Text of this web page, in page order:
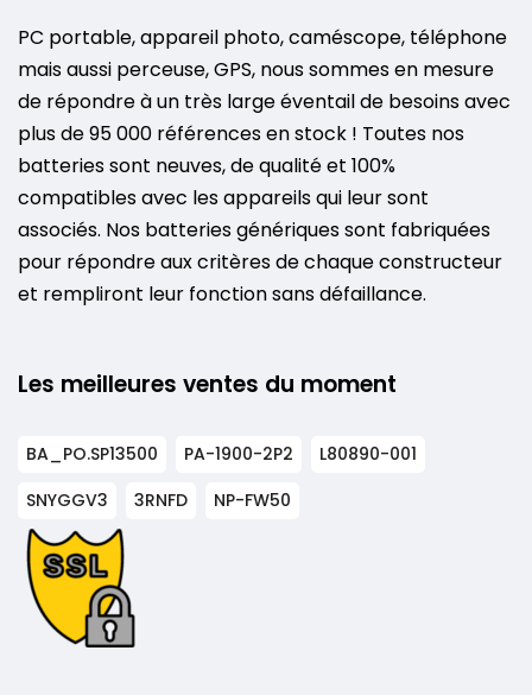
PC portable, appareil photo, caméscope, téléphone
mais aussi perceuse, GPS, nous sommes en mesure
de répondre à un très large éventail de besoins avec
plus de 95 000 références en stock ! Toutes nos
batteries sont neuves, de qualité et 100%
compatibles avec les appareils qui leur sont
associés. Nos batteries génériques sont fabriquées
pour répondre aux critères de chaque constructeur
et rempliront leur fonction sans défaillance.
Les meilleures ventes du moment
BA_PO.SP13500 PA-1900-2P2
L80890-001
SNYGGV3
3RNFD NP-FW50